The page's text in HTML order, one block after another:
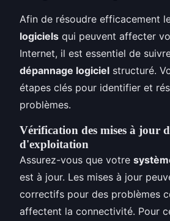
Afin de résoudre efficacement
logiciels qui peuvent affecter
Internet, il est essentiel de
dépannage logiciel structuré.
étapes clés pour identifier et
problèmes.
Vérification des mises à jour
d'exploitation
Assurez-vous que votre
est à jour. Les mises à jour
correctifs pour des problèmes
affectent la connectivité. Pour